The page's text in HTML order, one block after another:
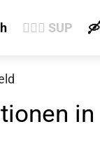
🏄‍♀️🛶 SUP
in